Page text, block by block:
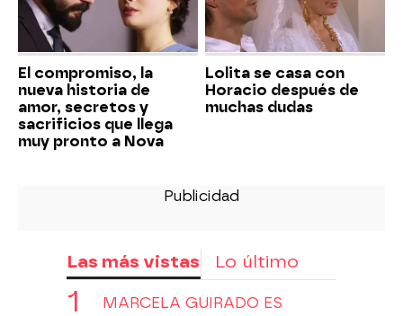
El compromiso, la
nueva historia de
amor, secretos y
sacrificios que llega
muy pronto a Nova
Lolita se casa con
Horacio después de
muchas dudas
Las más vistas Lo último
MARCELA GUIRADO ES